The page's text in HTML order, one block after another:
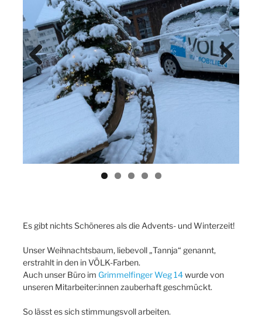
Previ
ous
Next
Es gibt nichts Schöneres als die Advents- und Winterzeit!
Unser Weihnachtsbaum, liebevoll „Tannja“ genannt,
erstrahlt in den in VÖLK-Farben.
Auch unser Büro im Grimmelfinger Weg 14wurde von
unseren Mitarbeiter:innen zauberhaft geschmückt.
So lässt es sich stimmungsvoll arbeiten.